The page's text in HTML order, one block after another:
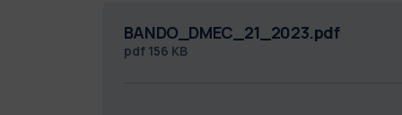
BANDO_DMEC_21_2023.pdf
pdf 156 KB